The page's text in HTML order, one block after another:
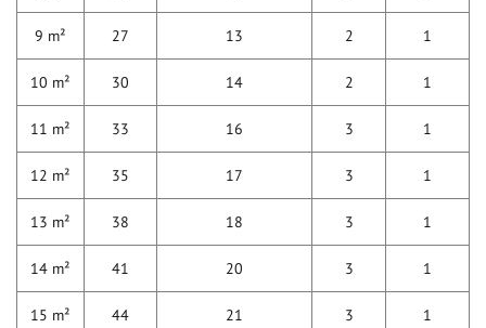
9 m² 27 13 2 1
10 m² 30 14 2 1
11 m² 33 16 3 1
12 m² 35 17 3 1
13 m² 38 18 3 1
14 m² 41 20 3 1
15 m² 44 21 3 1